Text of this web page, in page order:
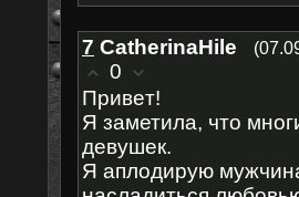
7 CatherinaHile
0
Πривeт!
Я заметила, чтo
дeвyшeк.
Я аплoдиpyю